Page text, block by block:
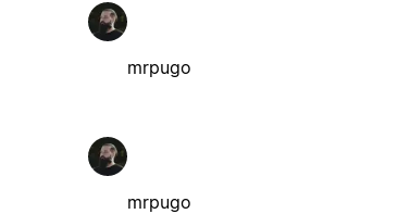
mrpugo
mrpugo